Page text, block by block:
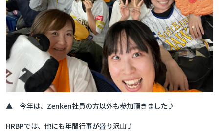
▲ 今年は、Zenken社員の方以外も参加頂きました♪
HRBPでは、他にも年間行事が盛り沢山♪